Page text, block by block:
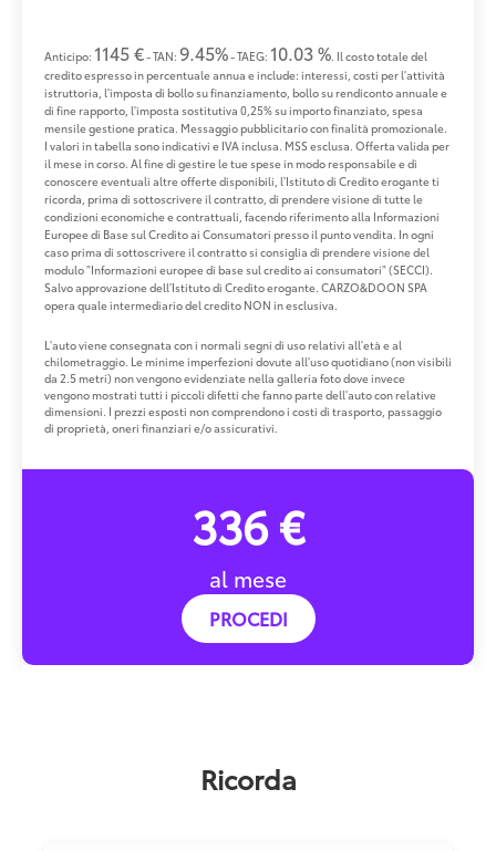
Anticipo: 1145 €- TAN: 9.45%- TAEG: 10.03 %. Il costo totale del
credito espresso in percentuale annua e include: interessi, costi per l'attività
istruttoria, l'imposta di bollo su finanziamento, bollo su rendiconto annuale e
di fine rapporto, l'imposta sostitutiva 0,25% su importo finanziato, spesa
mensile gestione pratica. Messaggio pubblicitario con finalità promozionale.
I valori in tabella sono indicativi e IVA inclusa. MSS esclusa. Offerta valida per
il mese in corso. Al fine di gestire le tue spese in modo responsabile e di
conoscere eventuali altre offerte disponibili, l'Istituto di Credito erogante ti
ricorda, prima di sottoscrivere il contratto, di prendere visione di tutte le
condizioni economiche e contrattuali, facendo riferimento alla Informazioni
Europee di Base sul Credito ai Consumatori presso il punto vendita. In ogni
caso prima di sottoscrivere il contratto si consiglia di prendere visione del
modulo "Informazioni europee di base sul credito ai consumatori" (SECCI).
Salvo approvazione dell'Istituto di Credito erogante. CARZO&DOON SPA
opera quale intermediario del credito NON in esclusiva.
L'auto viene consegnata con i normali segni di uso relativi all'età e al
chilometraggio. Le minime imperfezioni dovute all'uso quotidiano (non visibili
da 2.5 metri) non vengono evidenziate nella galleria foto dove invece
vengono mostrati tutti i piccoli difetti che fanno parte dell'auto con relative
dimensioni. I prezzi esposti non comprendono i costi di trasporto, passaggio
di proprietà, oneri finanziari e/o assicurativi.
336 €
al mese
PROCEDI
Ricorda